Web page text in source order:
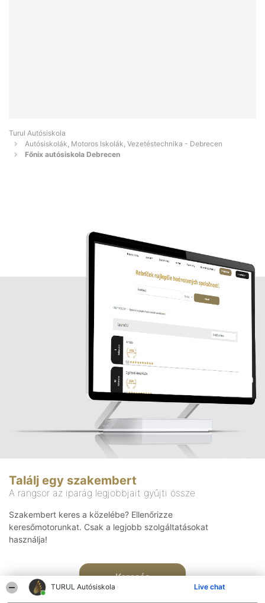
TURUL Autósiskola Live chat
Turul Autósiskola
Autósiskolák, Motoros Iskolák, Vezetéstechnika - Debrecen
Főnix autósiskola Debrecen
Találj egy szakembert
A rangsor az iparág legjobbjait gyűjti össze
Szakembert keres a közelébe? Ellenőrizze
keresőmotorunkat. Csak a legjobb szolgáltatásokat
használja!
Keresés